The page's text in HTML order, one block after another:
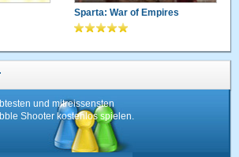
Sparta: War of Empires
und mitreissensten
Shooter kostenlos spielen.